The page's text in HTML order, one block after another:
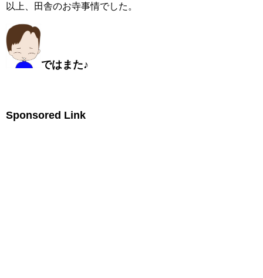
以上、田舎のお寺事情でした。
ではまた♪
Sponsored Link